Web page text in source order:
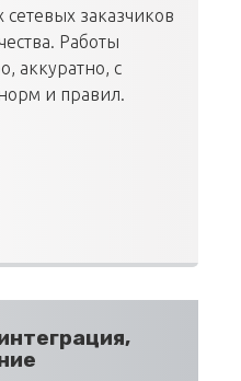
заказчиков
Работы
аккуратно, с
и правил.